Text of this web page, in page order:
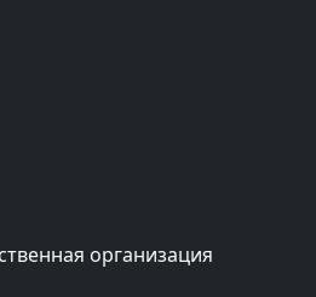
организация